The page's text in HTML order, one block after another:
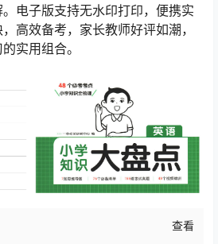
电子版支持无水印打印，便携实
高效备考，家长教师好评如潮，
实用组合。
查看